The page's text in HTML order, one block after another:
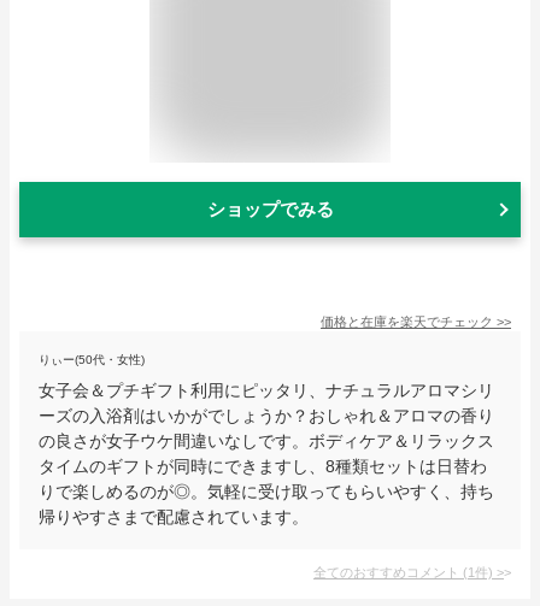
ショップでみる
価格と在庫を楽天でチェック >>
りぃー(50代・女性)
女子会＆プチギフト利用にピッタリ、ナチュラルアロマシリ
ーズの入浴剤はいかがでしょうか？おしゃれ＆アロマの香り
の良さが女子ウケ間違いなしです。ボディケア＆リラックス
タイムのギフトが同時にできますし、8種類セットは日替わ
りで楽しめるのが◎。気軽に受け取ってもらいやすく、持ち
帰りやすさまで配慮されています。
全てのおすすめコメント (1件) >